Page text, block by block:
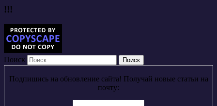
!!!
Поиск
Подпишись на обновление сайта! Получай новые статьи на
почту: